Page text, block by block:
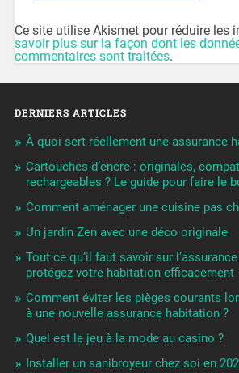
Ce site utilise Akismet pour réduire les
savoir plus sur la façon dont les
commentaires sont traitées.
DERNIERS ARTICLES
À quoi sert réellement une assurance
Cartouches d’encre : originales,
rechargeables ? Le guide pour faire le
Comment aménager une cuisine pas
Un jardin Zen avec une déco originale
Tout ce qu’il faut savoir sur
protégez votre habitation efficacement
Comment éviter les pièges courants
à une nouvelle assurance habitation ?
Quel est le jeu à la mode au casino ?
Installer un sanibroyeur chez soi en